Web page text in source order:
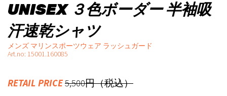
UNISEX ３色ボーダー 半袖吸
汗速乾シャツ
メンズ マリンスポーツウェア ラッシュガード
Art.no: 15001.160085
RETAIL PRICE5,500円（税込）